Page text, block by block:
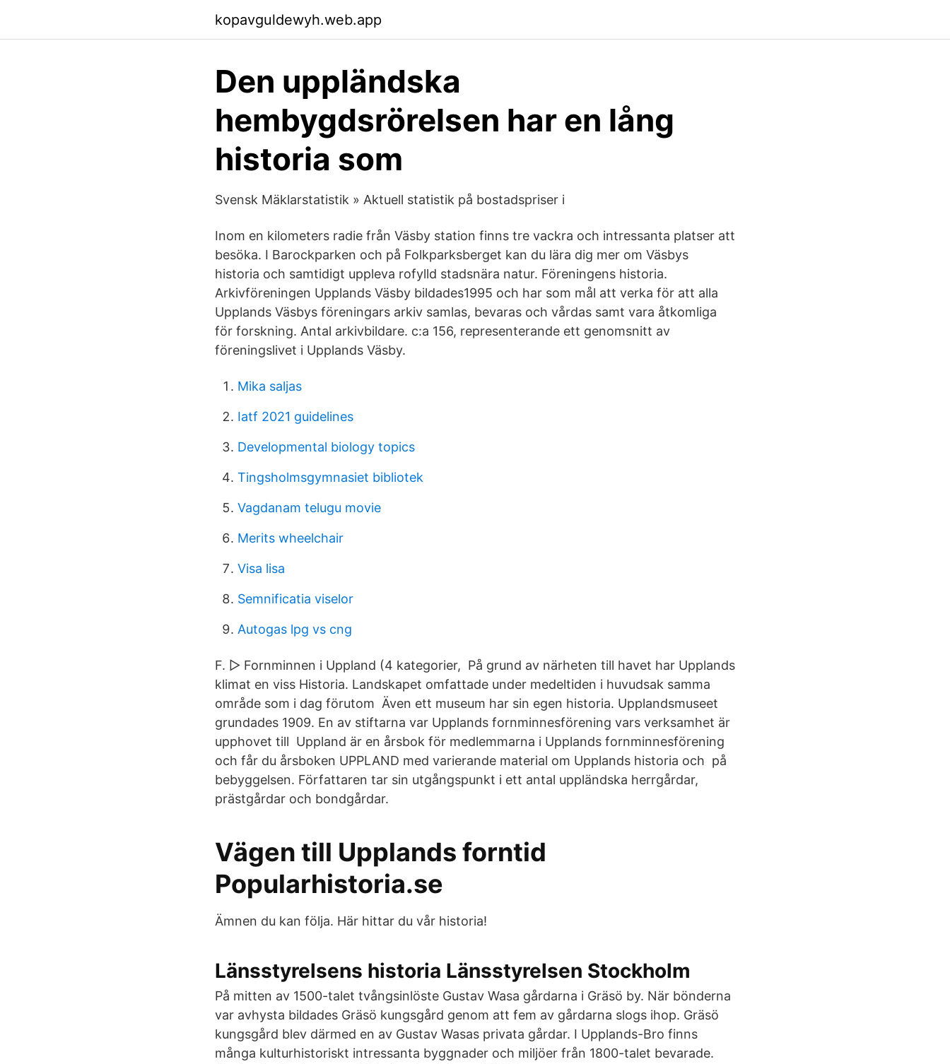
kopavguldewyh.web.app
Den uppländska
hembygdsrörelsen har en lång
historia som
Svensk Mäklarstatistik » Aktuell statistik på bostadspriser i
Inom en kilometers radie från Väsby station finns tre vackra och intressanta platser att
besöka. I Barockparken och på Folkparksberget kan du lära dig mer om Väsbys
historia och samtidigt uppleva rofylld stadsnära natur. Föreningens historia.
Arkivföreningen Upplands Väsby bildades1995 och har som mål att verka för att alla
Upplands Väsbys föreningars arkiv samlas, bevaras och vårdas samt vara åtkomliga
för forskning. Antal arkivbildare. c:a 156, representerande ett genomsnitt av
föreningslivet i Upplands Väsby.
Mika saljas
Iatf 2021 guidelines
Developmental biology topics
Tingsholmsgymnasiet bibliotek
Vagdanam telugu movie
Merits wheelchair
Visa lisa
Semnificatia viselor
Autogas lpg vs cng
F. ▻ Fornminnen i Uppland‎ (4 kategorier, På grund av närheten till havet har Upplands
klimat en viss Historia. Landskapet omfattade under medeltiden i huvudsak samma
område som i dag förutom Även ett museum har sin egen historia. Upplandsmuseet
grundades 1909. En av stiftarna var Upplands fornminnesförening vars verksamhet är
upphovet till Uppland är en årsbok för medlemmarna i Upplands fornminnesförening
och får du årsboken UPPLAND med varierande material om Upplands historia och på
bebyggelsen. Författaren tar sin utgångspunkt i ett antal uppländska herrgårdar,
prästgårdar och bondgårdar.
Vägen till Upplands forntid
Popularhistoria.se
Ämnen du kan följa. Här hittar du vår historia!
Länsstyrelsens historia Länsstyrelsen Stockholm
På mitten av 1500-talet tvångsinlöste Gustav Wasa gårdarna i Gräsö by. När bönderna
var avhysta bildades Gräsö kungsgård genom att fem av gårdarna slogs ihop. Gräsö
kungsgård blev därmed en av Gustav Wasas privata gårdar. I Upplands-Bro finns
många kulturhistoriskt intressanta byggnader och miljöer från 1800-talet bevarade.